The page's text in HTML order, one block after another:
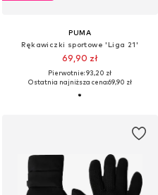
PUMA
Rękawiczki sportowe 'Liga 21'
69,90 zł
Pierwotnie: 93,20 zł
Ostatnia najniższa cena:69,90 zł